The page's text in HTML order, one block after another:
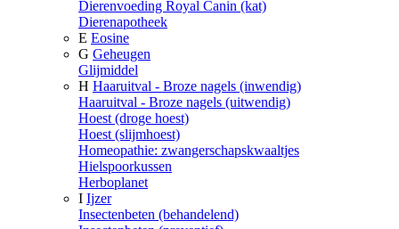
Dierenvoeding Royal Canin (kat)
Dierenapotheek
E Eosine
G Geheugen
Glijmiddel
H Haaruitval - Broze nagels (inwendig)
Haaruitval - Broze nagels (uitwendig)
Hoest (droge hoest)
Hoest (slijmhoest)
Homeopathie: zwangerschapskwaaltjes
Hielspoorkussen
Herboplanet
I Ijzer
Insectenbeten (behandelend)